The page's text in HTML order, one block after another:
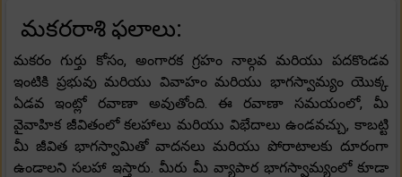
మకరరాశి ఫలాలు:
మకరం గుర్తు కోసం, అంగారక గ్రహం నాల్గవ మరియు పదకొండవ
ఇంటికి ప్రభువు మరియు వివాహం మరియు భాగస్వామ్యం యొక్క
ఏడవ ఇంట్లో రవాణా అవుతోంది. ఈ రవాణా సమయంలో, మీ
వైవాహిక జీవితంలో కలహాలు మరియు విభేదాలు ఉండవచ్చు, కాబట్టి
మీ జీవిత భాగస్వామితో వాదనలు మరియు పోరాటాలకు దూరంగా
ఉండాలని సలహా ఇస్తారు. మీరు మీ వ్యాపార భాగస్వామ్యంలో కూడా